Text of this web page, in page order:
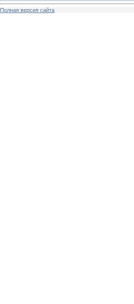
Полная версия сайта